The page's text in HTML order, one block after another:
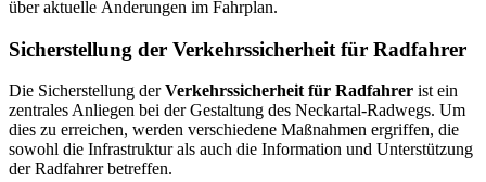
über aktuelle Änderungen im Fahrplan.
Sicherstellung der Verkehrssicherheit für Radfahrer
Die Sicherstellung derVerkehrssicherheit für Radfahrer ist ein
zentrales Anliegen bei der Gestaltung des Neckartal-Radwegs. Um
dies zu erreichen, werden verschiedene Maßnahmen ergriffen, die
sowohl die Infrastruktur als auch die Information und Unterstützung
der Radfahrer betreffen.